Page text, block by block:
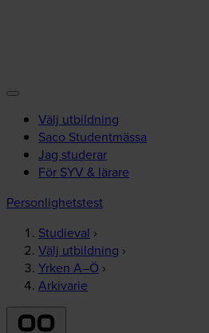
Välj utbildning
Saco Studentmässa
Jag studerar
För SYV & lärare
Personlighetstest
Studieval ›
Välj utbildning ›
Yrken A–Ö ›
Arkivarie